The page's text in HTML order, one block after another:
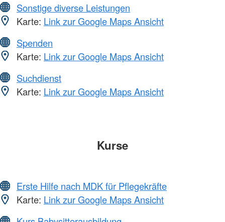
Sonstige diverse Leistungen
Karte: Link zur Google Maps Ansicht
Spenden
Karte: Link zur Google Maps Ansicht
Suchdienst
Karte: Link zur Google Maps Ansicht
Kurse
Erste Hilfe nach MDK für Pflegekräfte
Karte: Link zur Google Maps Ansicht